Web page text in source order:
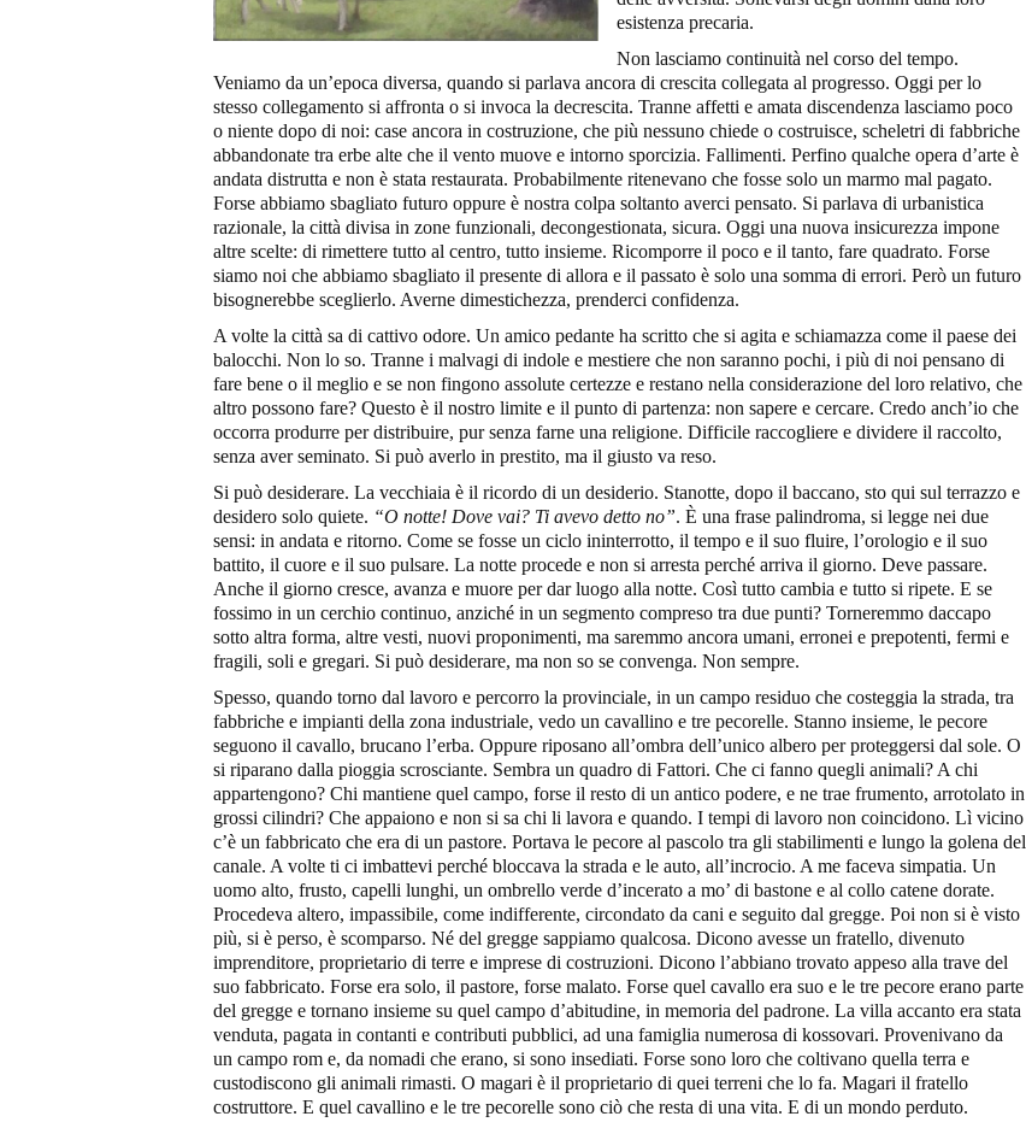
esistenza precaria.
Non lasciamo continuità nel corso del tempo.
Veniamo da un’epoca diversa, quando si parlava ancora di crescita collegata al progresso. Oggi per lo
stesso collegamento si affronta o si invoca la decrescita. Tranne affetti e amata discendenza lasciamo poco
o niente dopo di noi: case ancora in costruzione, che più nessuno chiede o costruisce, scheletri di fabbriche
abbandonate tra erbe alte che il vento muove e intorno sporcizia. Fallimenti. Perfino qualche opera d’arte è
andata distrutta e non è stata restaurata. Probabilmente ritenevano che fosse solo un marmo mal pagato.
Forse abbiamo sbagliato futuro oppure è nostra colpa soltanto averci pensato. Si parlava di urbanistica
razionale, la città divisa in zone funzionali, decongestionata, sicura. Oggi una nuova insicurezza impone
altre scelte: di rimettere tutto al centro, tutto insieme. Ricomporre il poco e il tanto, fare quadrato. Forse
siamo noi che abbiamo sbagliato il presente di allora e il passato è solo una somma di errori. Però un futuro
bisognerebbe sceglierlo. Averne dimestichezza, prenderci confidenza.
A volte la città sa di cattivo odore. Un amico pedante ha scritto che si agita e schiamazza come il paese dei
balocchi. Non lo so. Tranne i malvagi di indole e mestiere che non saranno pochi, i più di noi pensano di
fare bene o il meglio e se non fingono assolute certezze e restano nella considerazione del loro relativo, che
altro possono fare? Questo è il nostro limite e il punto di partenza: non sapere e cercare. Credo anch’io che
occorra produrre per distribuire, pur senza farne una religione. Difficile raccogliere e dividere il raccolto,
senza aver seminato. Si può averlo in prestito, ma il giusto va reso.
Si può desiderare. La vecchiaia è il ricordo di un desiderio. Stanotte, dopo il baccano, sto qui sul terrazzo e
desidero solo quiete. “O notte! Dove vai? Ti avevo detto no”. È una frase palindroma, si legge nei due
sensi: in andata e ritorno. Come se fosse un ciclo ininterrotto, il tempo e il suo fluire, l’orologio e il suo
battito, il cuore e il suo pulsare. La notte procede e non si arresta perché arriva il giorno. Deve passare.
Anche il giorno cresce, avanza e muore per dar luogo alla notte. Così tutto cambia e tutto si ripete. E se
fossimo in un cerchio continuo, anziché in un segmento compreso tra due punti? Torneremmo daccapo
sotto altra forma, altre vesti, nuovi proponimenti, ma saremmo ancora umani, erronei e prepotenti, fermi e
fragili, soli e gregari. Si può desiderare, ma non so se convenga. Non sempre.
Spesso, quando torno dal lavoro e percorro la provinciale, in un campo residuo che costeggia la strada, tra
fabbriche e impianti della zona industriale, vedo un cavallino e tre pecorelle. Stanno insieme, le pecore
seguono il cavallo, brucano l’erba. Oppure riposano all’ombra dell’unico albero per proteggersi dal sole. O
si riparano dalla pioggia scrosciante. Sembra un quadro di Fattori. Che ci fanno quegli animali? A chi
appartengono? Chi mantiene quel campo, forse il resto di un antico podere, e ne trae frumento, arrotolato in
grossi cilindri? Che appaiono e non si sa chi li lavora e quando. I tempi di lavoro non coincidono. Lì vicino
c’è un fabbricato che era di un pastore. Portava le pecore al pascolo tra gli stabilimenti e lungo la golena del
canale. A volte ti ci imbattevi perché bloccava la strada e le auto, all’incrocio. A me faceva simpatia. Un
uomo alto, frusto, capelli lunghi, un ombrello verde d’incerato a mo’ di bastone e al collo catene dorate.
Procedeva altero, impassibile, come indifferente, circondato da cani e seguito dal gregge. Poi non si è visto
più, si è perso, è scomparso. Né del gregge sappiamo qualcosa. Dicono avesse un fratello, divenuto
imprenditore, proprietario di terre e imprese di costruzioni. Dicono l’abbiano trovato appeso alla trave del
suo fabbricato. Forse era solo, il pastore, forse malato. Forse quel cavallo era suo e le tre pecore erano parte
del gregge e tornano insieme su quel campo d’abitudine, in memoria del padrone. La villa accanto era stata
venduta, pagata in contanti e contributi pubblici, ad una famiglia numerosa di kossovari. Provenivano da
un campo rom e, da nomadi che erano, si sono insediati. Forse sono loro che coltivano quella terra e
custodiscono gli animali rimasti. O magari è il proprietario di quei terreni che lo fa. Magari il fratello
costruttore. E quel cavallino e le tre pecorelle sono ciò che resta di una vita. E di un mondo perduto.